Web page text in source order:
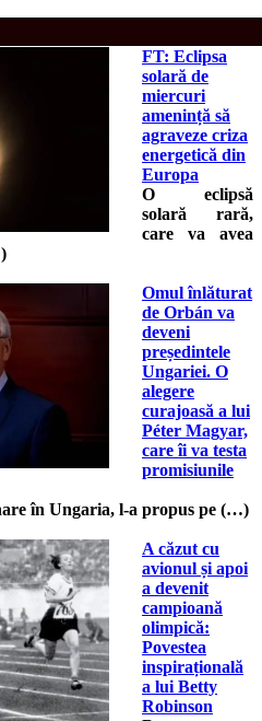
FT: Eclipsa
solară de
miercuri
amenință să
agraveze criza
energetică din
Europa
O eclipsă
solară rară,
care va avea
Omul înlăturat
de Orbán va
deveni
președintele
Ungariei. O
alegere
curajoasă a lui
Péter Magyar,
care îi va testa
promisiunile
în Ungaria, l-a propus pe (…)
A căzut cu
avionul și apoi
a devenit
campioană
olimpică:
Povestea
inspirațională
a lui Betty
Robinson